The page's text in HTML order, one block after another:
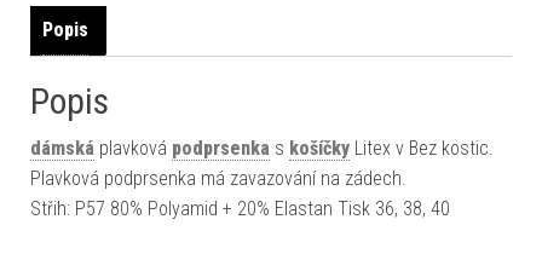
Popis
Popis
dámská plavková podprsenka s košíčky Litex v Bez kostic.
Plavková podprsenka má zavazování na zádech.
Střih: P57 80% Polyamid + 20% Elastan Tisk 36, 38, 40